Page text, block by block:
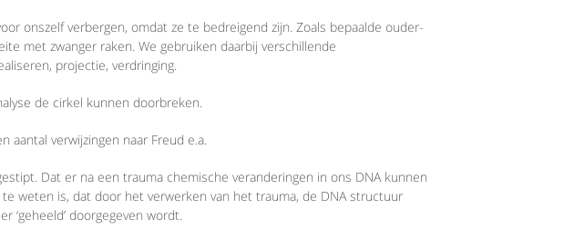
onszelf verbergen, omdat ze te bedreigend zijn. Zoals bepaalde ouder-
met zwanger raken. We gebruiken daarbij verschillende
projectie, verdringing.
de cirkel kunnen doorbreken.
aantal verwijzingen naar Freud e.a.
Dat er na een trauma chemische veranderingen in ons DNA kunnen
weten is, dat door het verwerken van het trauma, de DNA structuur
‘geheeld’ doorgegeven wordt.